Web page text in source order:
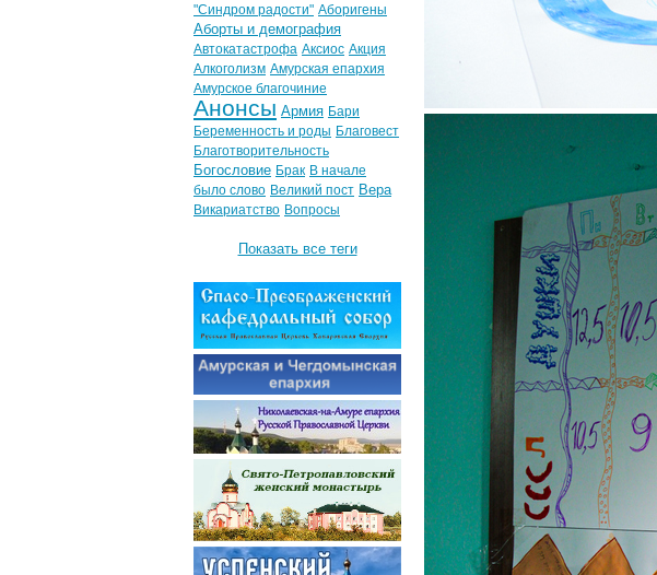
"Синдром радости" Аборигены
Аборты и демография
Автокатастрофа Аксиос Акция
Алкоголизм Амурская епархия
Амурское благочиние
Анонсы Армия Бари
Беременность и роды Благовест
Благотворительность
Богословие Брак В начале
было слово Великий пост Вера
Викариатство Вопросы
Показать все теги